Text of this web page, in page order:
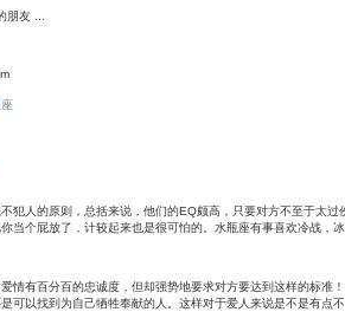
朋友 ...
犯人的原则，总括来说，他们的EQ颇高，只要对方不至于太
当个屁放了，计较起来也是很可怕的。水瓶座有事喜欢冷战，
情有百分百的忠诚度，但却强势地要求对方要达到这样的标准
可以找到为自己牺牲奉献的人。这样对于爱人来说是不是有点